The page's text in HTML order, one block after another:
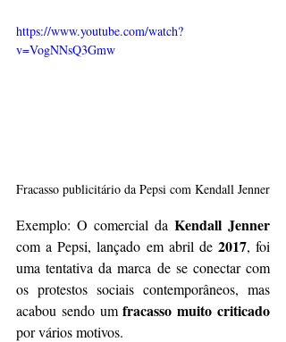
https://www.youtube.com/watch?
v=VogNNsQ3Gmw
Fracasso publicitário da Pepsi com Kendall Jenner
Exemplo: O comercial da Kendall Jenner
com a Pepsi, lançado em abril de 2017, foi
uma tentativa da marca de se conectar com
os protestos sociais contemporâneos, mas
acabou sendo um fracasso muito criticado
por vários motivos.